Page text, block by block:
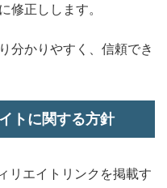
修正しします。
分かりやすく、信頼でき
トに関する方針
リエイトリンクを掲載す